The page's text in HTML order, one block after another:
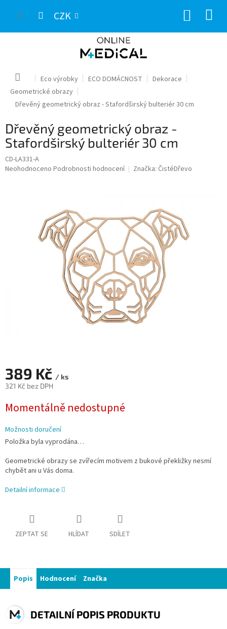
CZK
Domů Eco výrobky ECO DOMÁCNOST
Dekorace
Geometrické obrazy
Dřevěný geometrický obraz - Stafordširský bulteriér 30 cm
Dřevěný geometrický obraz -
Stafordširský bulteriér 30 cm
CD-LA331-A
Průměrné
Neohodnoceno Podrobnosti hodnocení Značka: ČistéDřevo
389 Kč / ks
321 Kč bez DPH
cena:
Momentálně nedostupné
Možnosti doručení
Položka byla vyprodána…
Geometrické obrazy se zvířecím motivem z bukové překližky nesmí
chybět ani u Vás doma.
Detailní informace
ZEPTAT SE HLÍDAT SDÍLET
Popis Hodnocení Značka
DETAILNÍ POPIS PRODUKTU